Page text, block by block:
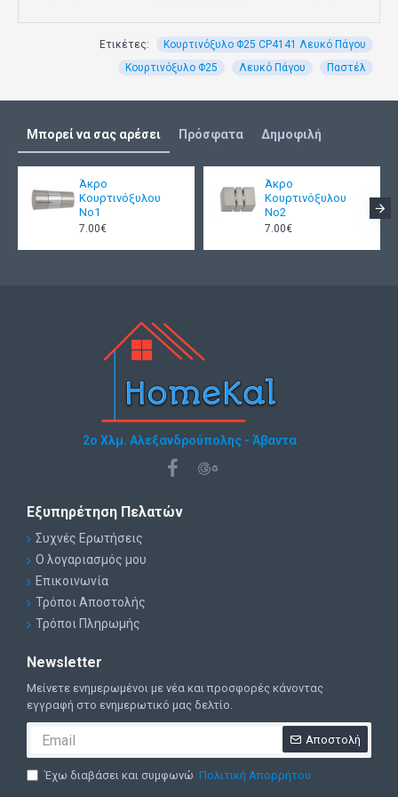
Συνολικό μήκος σωλήνα (χωρίς τα διακοσμητικά
τέρματα): 15 με 20 cm σε κάθε πλευρά από το κούφωμα.
Ύψος στηρίγματος Κουρτινόξυλου από το κούφωμα: +15
cm πάνω από το κούφωμα.
Απόσταση στηρίγματος από τα πλάγια του κουφώματος:
Ετικέτες:
Κουρτινόξυλο Φ25 CP4141 Λευκό Πάγου
Κουρτινόξυλο Φ25
Λευκό Πάγου Παστέλ
Μπορεί να σας αρέσει Πρόσφατα Δημοφιλή
Άκρο
Κουρτινόξυλου
Νο1
7.00€
Άκρο
Κουρτινόξυλου
Νο2
7.00€
2ο Χλμ. Αλεξανδρούπολης - Άβαντα
Εξυπηρέτηση Πελατών
Συχνές Ερωτήσεις
Ο λογαριασμός μου
Επικοινωνία
Τρόποι Αποστολής
Τρόποι Πληρωμής
Newsletter
Μείνετε ενημερωμένοι με νέα και προσφορές κάνοντας
εγγραφή στο ενημερωτικό μας δελτίο.
Αποστολή
Έχω διαβάσει και συμφωνώ Πολιτική Απορρήτου